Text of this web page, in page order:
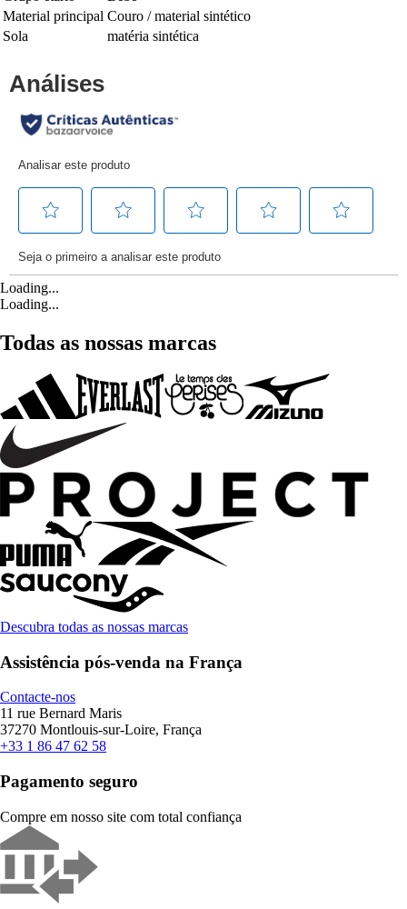
Material principal Couro / material sintético
Sola
matéria sintética
Loading...
Loading...
Todas as nossas marcas
Descubra todas as nossas marcas
Assistência pós-venda na França
Contacte-nos
11 rue Bernard Maris
37270 Montlouis-sur-Loire, França
+33 1 86 47 62 58
Pagamento seguro
Compre em nosso site com total confiança